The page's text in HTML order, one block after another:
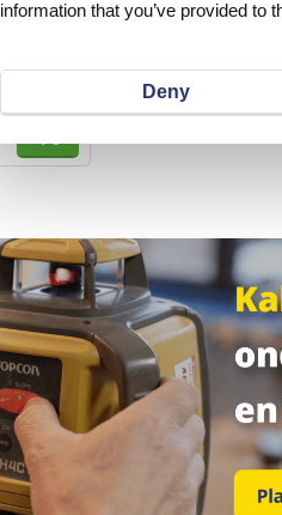
information that you’ve provided to
Deny
VERLANGLIJST